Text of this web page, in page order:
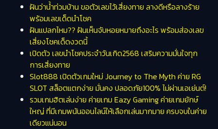
ฝันว่าน้ำท่วมบ้าน ขอตัวเลขไว้เสี่ยงทาย ลางดีหรือลางร้าย
พร้อมเลขเด็ดนำโชค
ฝันแปลกไหม?? ฝันเห็นจับหอยหมายถึงอะไร พร้อมส่องเลข
เสี่ยงโชคเด็ดงวดนี้
เปิดตัว เลขนำโชคประจำวันเกิด2568 เสริมความมั่นใจทุก
การเสี่ยงทาย
Slot888 เปิดตัวเกมใหม่ Journey to The Myth ค่าย RG
SLOT สล็อตแตกง่าย มั่นคง ปลอดภัย100% ไม่ผ่านเอเย่นต์!
รวมเกมฮิตเล่นง่าย ค่ายเกม Eazy Gaming ค่ายเกมยักษ์
ใหญ่ ที่มีเกมพนันออนไลน์ให้เลือกเล่นมากมาย ครบจบในค่าย
เดียวแน่นอน